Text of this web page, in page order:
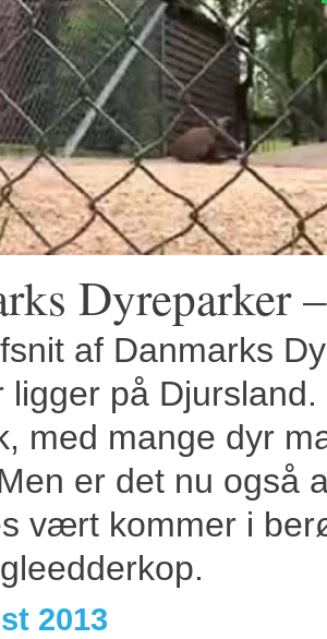
Dyreparker
af Danmarks
ligger på
med mange dyr
er det nu også
vært kommer i
2013